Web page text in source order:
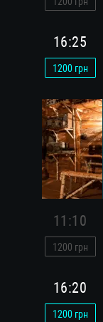
16:25
1200грн
11:10
1200 грн
16:20
1200грн